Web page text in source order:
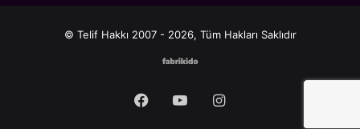
© Telif Hakkı 2007 - 2026, Tüm Hakları Saklıdır
Facebook
YouTubeInstagram